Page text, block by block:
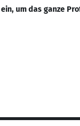
um das ganze